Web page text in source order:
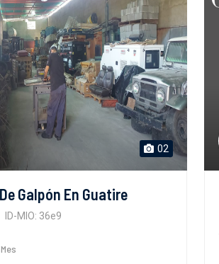
02
Galpón En Guatire
ID-MIO: 36e9